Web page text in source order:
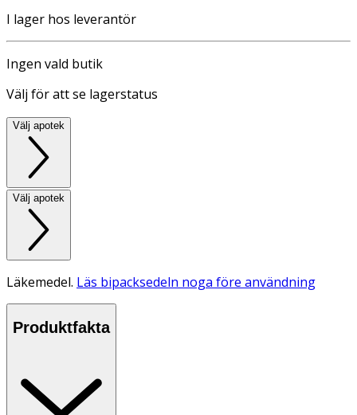
I lager hos leverantör
Ingen vald butik
Välj för att se lagerstatus
Välj apotek
Välj apotek
Läkemedel. Läs bipacksedeln noga före användning
Produktfakta